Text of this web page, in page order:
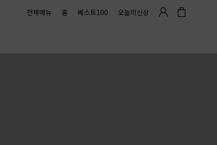
전체메뉴 홈 베스트100 오늘의신상